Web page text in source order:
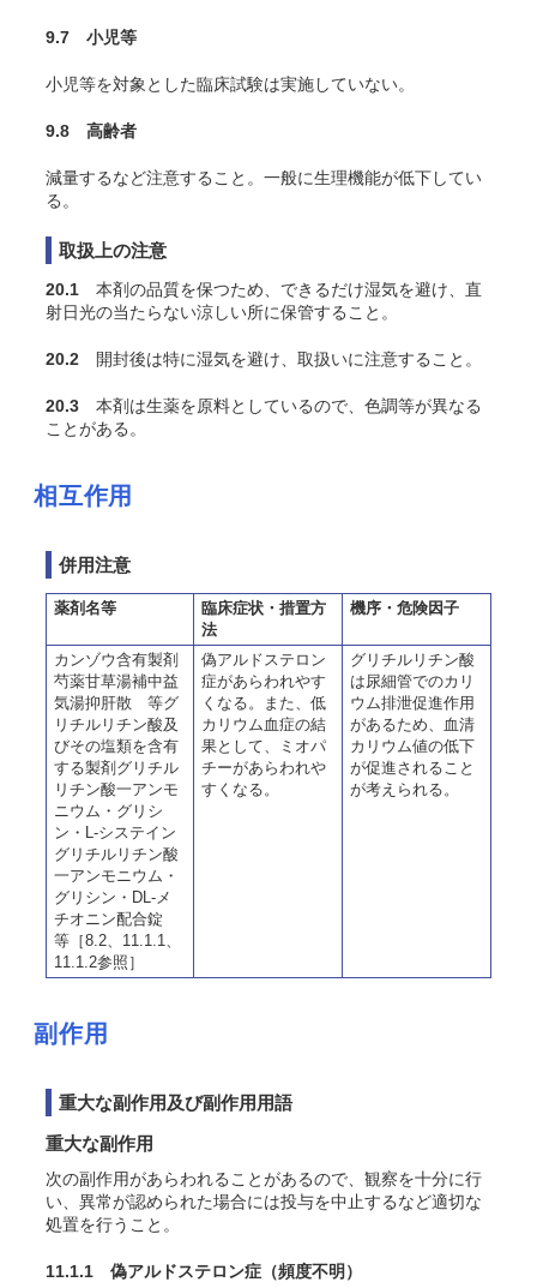
9.7 小児等
小児等を対象とした臨床試験は実施していない。
9.8 高齢者
減量するなど注意すること。一般に生理機能が低下してい
る。
取扱上の注意
20.1 本剤の品質を保つため、できるだけ湿気を避け、直
射日光の当たらない涼しい所に保管すること。
20.2 開封後は特に湿気を避け、取扱いに注意すること。
20.3 本剤は生薬を原料としているので、色調等が異なる
ことがある。
相互作用
併用注意
薬剤名等
臨床症状・措置方
法
機序・危険因子
カンゾウ含有製剤
芍薬甘草湯補中益
気湯抑肝散 等グ
リチルリチン酸及
びその塩類を含有
する製剤グリチル
リチン酸一アンモ
ニウム・グリシ
ン・L-システイン
グリチルリチン酸
一アンモニウム・
グリシン・DL-メ
チオニン配合錠
等［8.2、11.1.1、
11.1.2参照］
偽アルドステロン
症があらわれやす
くなる。また、低
カリウム血症の結
果として、ミオパ
チーがあらわれや
すくなる。
グリチルリチン酸
は尿細管でのカリ
ウム排泄促進作用
があるため、血清
カリウム値の低下
が促進されること
が考えられる。
副作用
重大な副作用及び副作用用語
重大な副作用
次の副作用があらわれることがあるので、観察を十分に行
い、異常が認められた場合には投与を中止するなど適切な
処置を行うこと。
11.1.1 偽アルドステロン症 （頻度不明）